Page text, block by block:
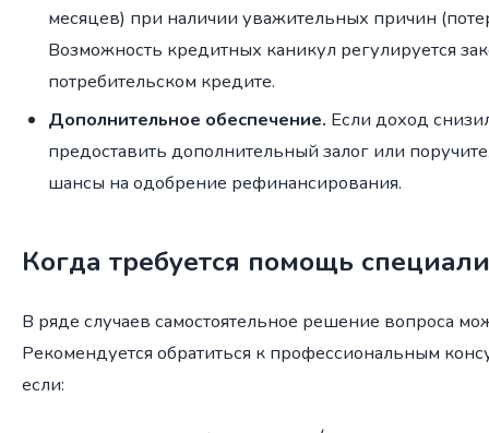
месяцев) при наличии уважительных причин
Возможность кредитных каникул регулируется
потребительском кредите.
Дополнительное обеспечение. Если доход
предоставить дополнительный залог или
шансы на одобрение рефинансирования.
Когда требуется помощь
В ряде случаев самостоятельное решение вопроса
Рекомендуется обратиться к профессиональным
если: